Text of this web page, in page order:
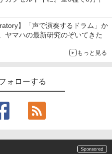
】「声で演奏するドラム」か
ヤマハの最新研究のぞいてきた
もっと見る
ォローする